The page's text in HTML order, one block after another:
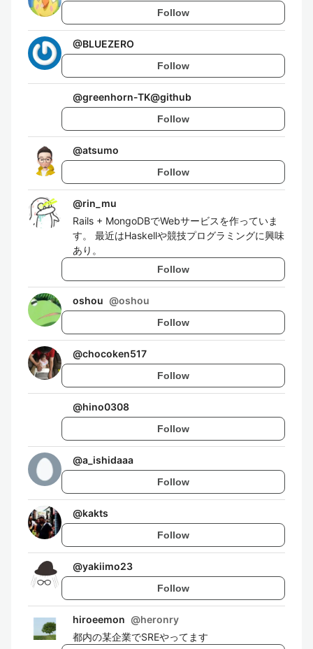
Follow
@BLUEZERO
Follow
@greenhorn-TK@github
Follow
@atsumo
Follow
@rin_mu
Rails + MongoDBでWebサービスを作っていま
す。 最近はHaskellや競技プログラミングに興味
あり。
Follow
oshou @oshou
Follow
@chocoken517
Follow
@hino0308
Follow
@a_ishidaaa
Follow
@kakts
Follow
@yakiimo23
Follow
hiroeemon @heronry
都内の某企業でSREやってます